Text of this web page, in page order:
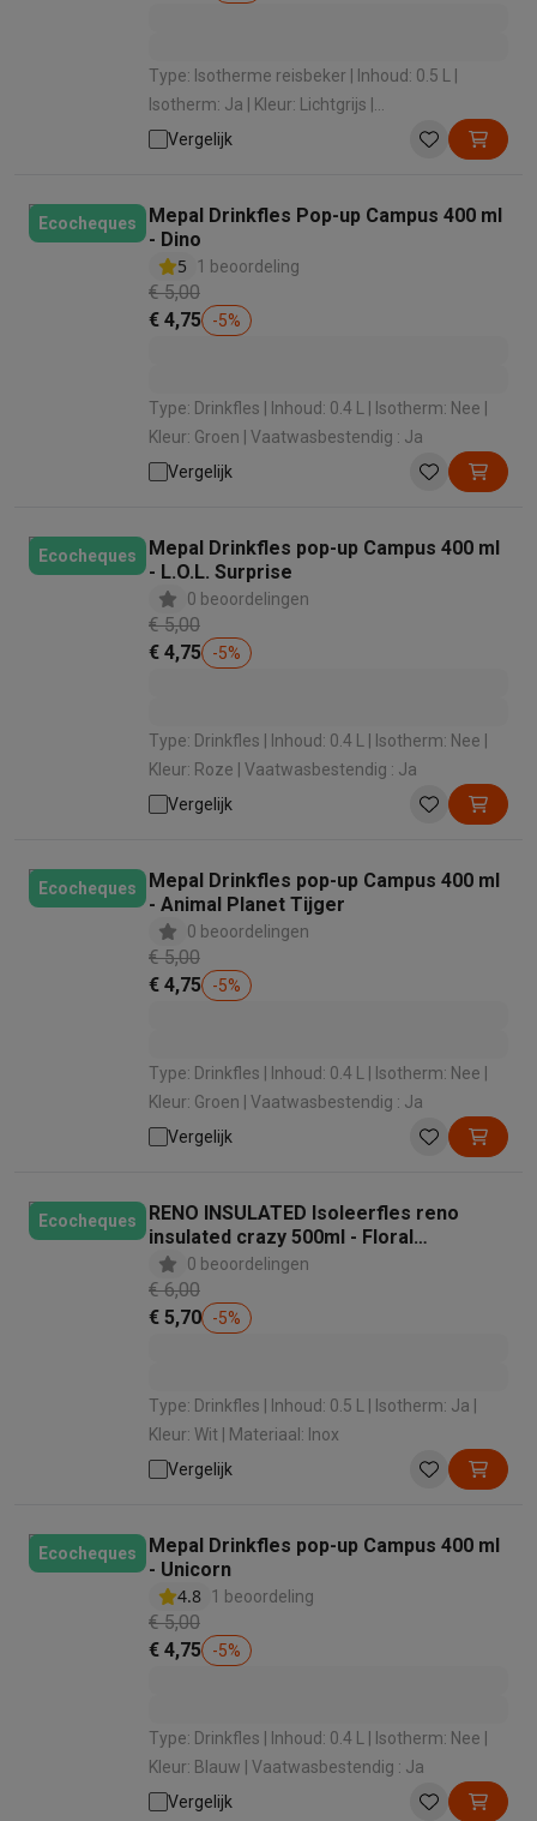
Type: Isotherme reisbeker | Inhoud: 0.5 L |
Isotherm: Ja | Kleur: Lichtgrijs |
Vaatwasbestendig : Ja
Vergelijk
Ecocheques
Mepal Drinkfles Pop-up Campus 400 ml
- Dino
5
1 beoordeling
€ 5,00
€ 4,75
-5%
Type: Drinkfles | Inhoud: 0.4 L | Isotherm: Nee |
Kleur: Groen | Vaatwasbestendig : Ja
Vergelijk
Ecocheques
Mepal Drinkfles pop-up Campus 400 ml
- L.O.L. Surprise
0 beoordelingen
€ 5,00
€ 4,75
-5%
Type: Drinkfles | Inhoud: 0.4 L | Isotherm: Nee |
Kleur: Roze | Vaatwasbestendig : Ja
Vergelijk
Ecocheques
Mepal Drinkfles pop-up Campus 400 ml
- Animal Planet Tijger
0 beoordelingen
€ 5,00
€ 4,75
-5%
Type: Drinkfles | Inhoud: 0.4 L | Isotherm: Nee |
Kleur: Groen | Vaatwasbestendig : Ja
Vergelijk
Ecocheques
RENO INSULATED Isoleerfles reno
insulated crazy 500ml - Floral
Patchwork
0 beoordelingen
€ 6,00
€ 5,70
-5%
Type: Drinkfles | Inhoud: 0.5 L | Isotherm: Ja |
Kleur: Wit | Materiaal: Inox
Vergelijk
Ecocheques
Mepal Drinkfles pop-up Campus 400 ml
- Unicorn
4.8 1 beoordeling
€ 5,00
€ 4,75
-5%
Type: Drinkfles | Inhoud: 0.4 L | Isotherm: Nee |
Kleur: Blauw | Vaatwasbestendig : Ja
Vergelijk